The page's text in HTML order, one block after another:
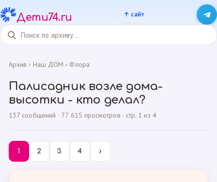
Дети74.ru
Архив › Наш ДОМ › Флора
Палисадник возле дома-
высотки - кто делал?
137 сообщений · 77 615 просмотров · стр. 1 из 4
1 2 3 4 ›